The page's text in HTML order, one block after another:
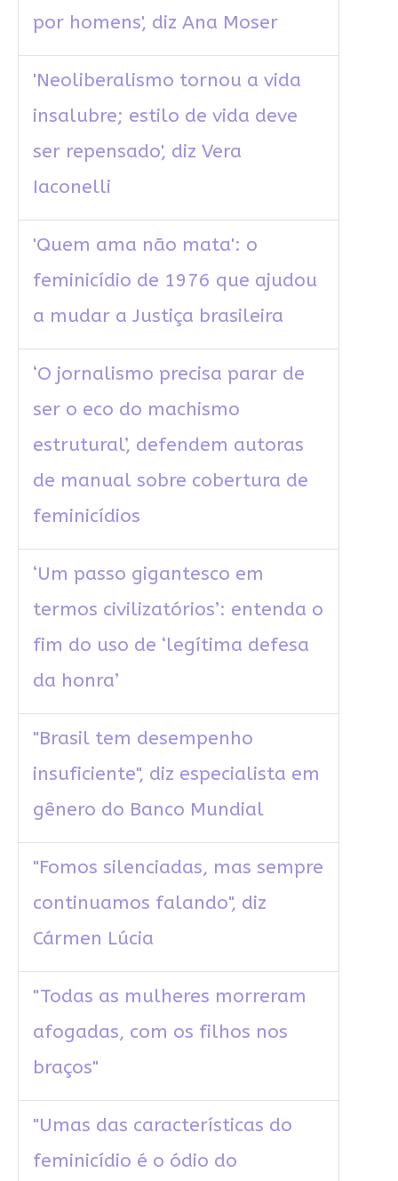
por homens', diz Ana Moser
'Neoliberalismo tornou a vida
insalubre; estilo de vida deve
ser repensado', diz Vera
Iaconelli
'Quem ama não mata': o
feminicídio de 1976 que ajudou
a mudar a Justiça brasileira
‘O jornalismo precisa parar de
ser o eco do machismo
estrutural’, defendem autoras
de manual sobre cobertura de
feminicídios
‘Um passo gigantesco em
termos civilizatórios’: entenda o
fim do uso de ‘legítima defesa
da honra’
"Brasil tem desempenho
insuficiente", diz especialista em
gênero do Banco Mundial
"Fomos silenciadas, mas sempre
continuamos falando", diz
Cármen Lúcia
"Todas as mulheres morreram
afogadas, com os filhos nos
braços"
"Umas das características do
feminicídio é o ódio do